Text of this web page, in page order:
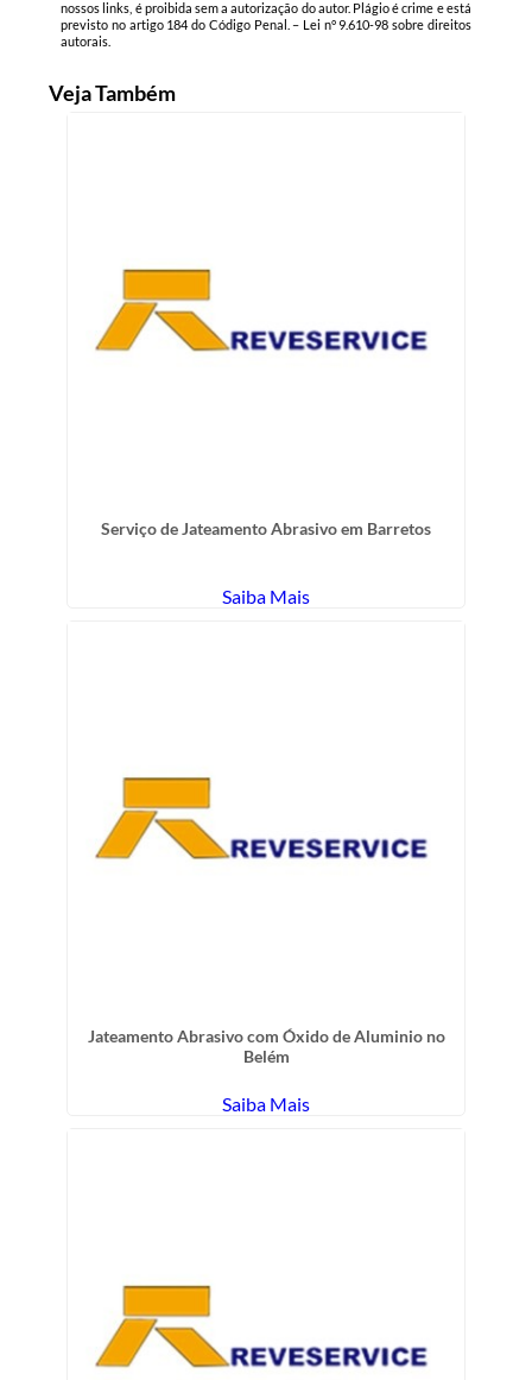
nossos links, é proibida sem a autorização do autor. Plágio é crime e está
previsto no artigo 184 do Código Penal. – Lei n° 9.610-98 sobre direitos
autorais
Veja Também
Serviço de Jateamento Abrasivo em Barretos
Saiba Mais
Jateamento Abrasivo com Óxido de Aluminio no
Belém
Saiba Mais